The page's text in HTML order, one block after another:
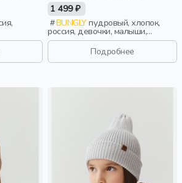
1 499 ₽
BUNGLYпудровый, хлопок,
россия, девочки, малыши,
дошкольники, дети
Подробнее